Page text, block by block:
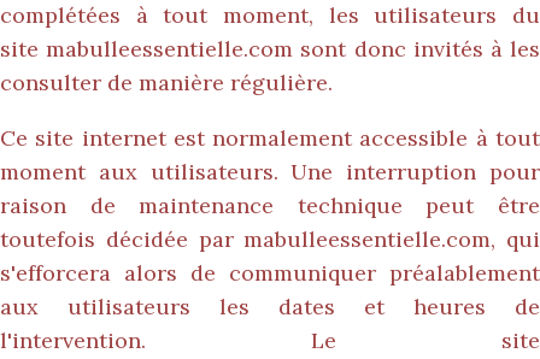
complétées à tout moment, les utilisateurs du
sitemabulleessentielle.com sont donc invités à les
consulter de manière régulière.
Ce site internet est normalement accessible à tout
moment aux utilisateurs. Une interruption pour
raison de maintenance technique peut être
toutefois décidée parmabulleessentielle.com, qui
s'efforcera alors de communiquer préalablement
aux utilisateurs les dates et heures de
l'intervention. Le site